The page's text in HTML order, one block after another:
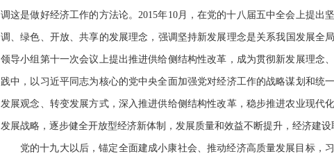
调这是做好经济工作的方法论。2015年10月，在党的十八届五中全会上提出
调、绿色、开放、共享的发展理念，强调坚持新发展理念是关系我国发展全
领导小组第十一次会议上提出推进供给侧结构性改革，成为贯彻新发展理念
践中，以习近平同志为核心的党中央全面加强党对经济工作的战略谋划和统
发展观念、转变发展方式，深入推进供给侧结构性改革，稳步推进农业现代
发展战略，逐步健全开放型经济新体制，发展质量和效益不断提升，经济建设
党的十九大以后，锚定全面建成小康社会、推动经济高质量发展目标，